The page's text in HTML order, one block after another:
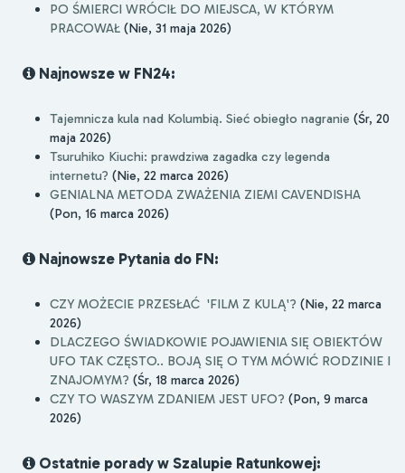
PO ŚMIERCI WRÓCIŁ DO MIEJSCA, W KTÓRYM
PRACOWAŁ (Nie, 31 maja 2026)
Najnowsze w FN24:
Tajemnicza kula nad Kolumbią. Sieć obiegło nagranie (Śr, 20
maja 2026)
Tsuruhiko Kiuchi: prawdziwa zagadka czy legenda
internetu? (Nie, 22 marca 2026)
GENIALNA METODA ZWAŻENIA ZIEMI CAVENDISHA
(Pon, 16 marca 2026)
Najnowsze Pytania do FN:
CZY MOŻECIE PRZESŁAĆ 'FILM Z KULĄ'? (Nie, 22 marca
2026)
DLACZEGO ŚWIADKOWIE POJAWIENIA SIĘ OBIEKTÓW
UFO TAK CZĘSTO.. BOJĄ SIĘ O TYM MÓWIĆ RODZINIE I
ZNAJOMYM? (Śr, 18 marca 2026)
CZY TO WASZYM ZDANIEM JEST UFO? (Pon, 9 marca
2026)
Ostatnie porady w Szalupie Ratunkowej: